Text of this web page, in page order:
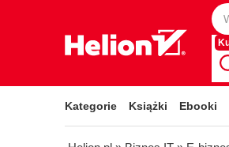
Kategorie Książki Ebooki